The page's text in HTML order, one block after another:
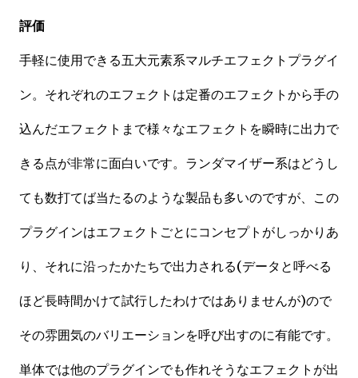
評価
手軽に使用できる五大元素系マルチエフェクトプラグイ
ン。それぞれのエフェクトは定番のエフェクトから手の
込んだエフェクトまで様々なエフェクトを瞬時に出力で
きる点が非常に面白いです。ランダマイザー系はどうし
ても数打てば当たるのような製品も多いのですが、この
プラグインはエフェクトごとにコンセプトがしっかりあ
り、それに沿ったかたちで出力される(データと呼べる
ほど長時間かけて試行したわけではありませんが)ので
その雰囲気のバリエーションを呼び出すのに有能です。
単体では他のプラグインでも作れそうなエフェクトが出